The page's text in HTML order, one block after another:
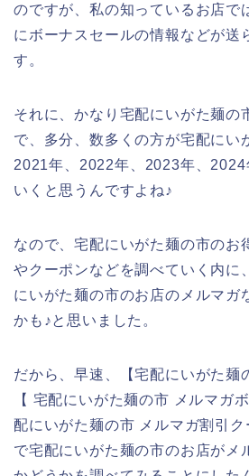
のですが、私の知っているお店で
にボーナスセールの情報などが送
す。
それに、かなり宅配にいがた麺の
で、多分、数多くの方が宅配にい
2021年、2022年、2023年、2024
いくと思うんですよね♪
なので、宅配にいがた麺の市のお
やクーポンなどを調べていく内に
にいがた麺の市のお店のメルマガ
かも♪と思いました。
だから、早速、【宅配にいがた麺
【 宅配にいがた麺の市 メルマガ
配にいがた麺の市 メルマガ割引
で宅配にいがた麺の市のお店がメ